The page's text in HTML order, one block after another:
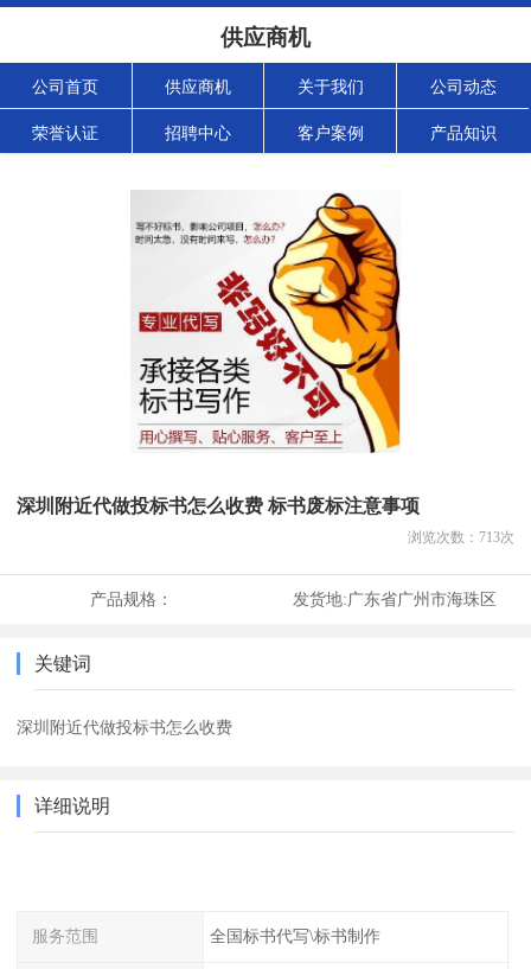
供应商机
公司首页 供应商机 关于我们 公司动态
荣誉认证 招聘中心 客户案例 产品知识
深圳附近代做投标书怎么收费 标书废标注意事项
浏览次数： 713次
产品规格： 发货地:广东省广州市海珠区
关键词
深圳附近代做投标书怎么收费
详细说明
服务范围 全国标书代写\标书制作